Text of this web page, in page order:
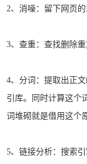
2、消噪：留下网页的
3、查重：查找删除重
4、分词：提取出正
引库。同时计算这个
词堆砌就是借用这个
5、链接分析：搜索